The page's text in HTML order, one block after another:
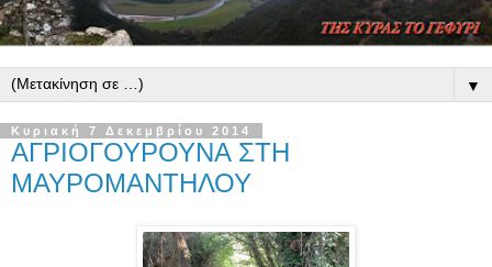
▼
Κυριακή 7 Δεκεμβρίου 2014
ΑΓΡΙΟΓΟΥΡΟΥΝΑ ΣΤΗ
ΜΑΥΡΟΜΑΝΤΗΛΟΥ